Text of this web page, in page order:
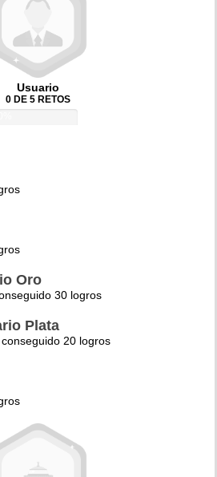
Usuario
0 DE 5 RETOS
Oro
30 logros
Plata
20 logros